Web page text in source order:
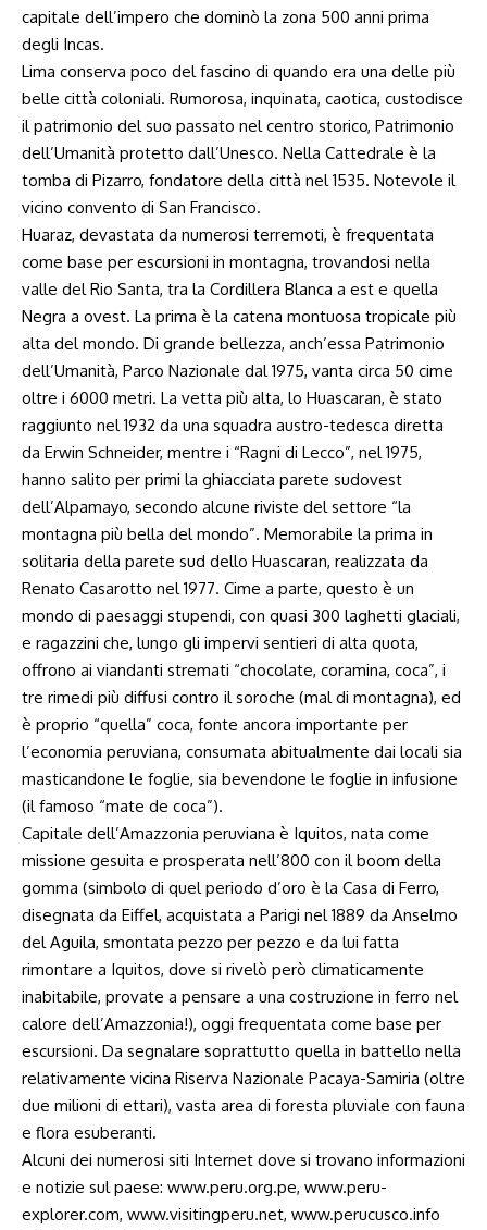
capitale dell’impero che dominò la zona 500 anni prima
degli Incas.
Lima conserva poco del fascino di quando era una delle più
belle città coloniali. Rumorosa, inquinata, caotica, custodisce
il patrimonio del suo passato nel centro storico, Patrimonio
dell’Umanità protetto dall’Unesco. Nella Cattedrale è la
tomba di Pizarro, fondatore della città nel 1535. Notevole il
vicino convento di San Francisco.
Huaraz, devastata da numerosi terremoti, è frequentata
come base per escursioni in montagna, trovandosi nella
valle del Rio Santa, tra la Cordillera Blanca a est e quella
Negra a ovest. La prima è la catena montuosa tropicale più
alta del mondo. Di grande bellezza, anch’essa Patrimonio
dell’Umanità, Parco Nazionale dal 1975, vanta circa 50 cime
oltre i 6000 metri. La vetta più alta, lo Huascaran, è stato
raggiunto nel 1932 da una squadra austro-tedesca diretta
da Erwin Schneider, mentre i “Ragni di Lecco”, nel 1975,
hanno salito per primi la ghiacciata parete sudovest
dell’Alpamayo, secondo alcune riviste del settore “la
montagna più bella del mondo”. Memorabile la prima in
solitaria della parete sud dello Huascaran, realizzata da
Renato Casarotto nel 1977. Cime a parte, questo è un
mondo di paesaggi stupendi, con quasi 300 laghetti glaciali,
e ragazzini che, lungo gli impervi sentieri di alta quota,
offrono ai viandanti stremati “chocolate, coramina, coca”, i
tre rimedi più diffusi contro il soroche (mal di montagna), ed
è proprio “quella” coca, fonte ancora importante per
l’economia peruviana, consumata abitualmente dai locali sia
masticandone le foglie, sia bevendone le foglie in infusione
(il famoso “mate de coca”).
Capitale dell’Amazzonia peruviana è Iquitos, nata come
missione gesuita e prosperata nell’800 con il boom della
gomma (simbolo di quel periodo d’oro è la Casa di Ferro,
disegnata da Eiffel, acquistata a Parigi nel 1889 da Anselmo
del Aguila, smontata pezzo per pezzo e da lui fatta
rimontare a Iquitos, dove si rivelò però climaticamente
inabitabile, provate a pensare a una costruzione in ferro nel
calore dell’Amazzonia!), oggi frequentata come base per
escursioni. Da segnalare soprattutto quella in battello nella
relativamente vicina Riserva Nazionale Pacaya-Samiria (oltre
due milioni di ettari), vasta area di foresta pluviale con fauna
e flora esuberanti.
Alcuni dei numerosi siti Internet dove si trovano informazioni
e notizie sul paese: www.peru.org.pe, www.peru-
explorer.com, www.visitingperu.net, www.perucusco.info